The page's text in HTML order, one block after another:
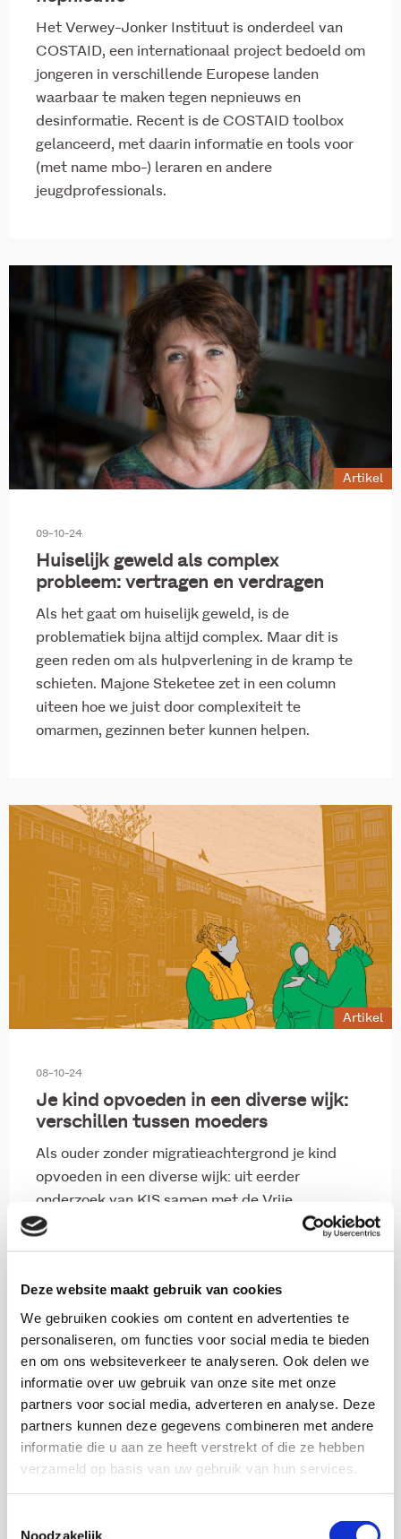
Deze website maakt gebruik van cookies
We gebruiken cookies om content en advertenties te
personaliseren, om functies voor social media te bieden
en om ons websiteverkeer te analyseren. Ook delen we
informatie over uw gebruik van onze site met onze
partners voor social media, adverteren en analyse. Deze
partners kunnen deze gegevens combineren met andere
informatie die u aan ze heeft verstrekt of die ze hebben
verzameld op basis van uw gebruik van hun services.
Noodzakelijk
Het Verwey-Jonker Instituut is onderdeel van
COSTAID, een internationaal project bedoeld om
jongeren in verschillende Europese landen
waarbaar te maken tegen nepnieuws en
desinformatie. Recent is de COSTAID toolbox
gelanceerd, met daarin informatie en tools voor
(met name mbo-) leraren en andere
jeugdprofessionals.
Artikel
09-10-24
Huiselijk geweld als complex
probleem: vertragen en verdragen
Als het gaat om huiselijk geweld, is de
problematiek bijna altijd complex. Maar dit is
geen reden om als hulpverlening in de kramp te
schieten. Majone Steketee zet in een column
uiteen hoe we juist door complexiteit te
omarmen, gezinnen beter kunnen helpen.
Artikel
08-10-24
Je kind opvoeden in een diverse wijk:
verschillen tussen moeders
Als ouder zonder migratieachtergrond je kind
opvoeden in een diverse wijk: uit eerder
onderzoek van KIS samen met de Vrije
Universiteit Amsterdam bleek dat er verschillen
in.